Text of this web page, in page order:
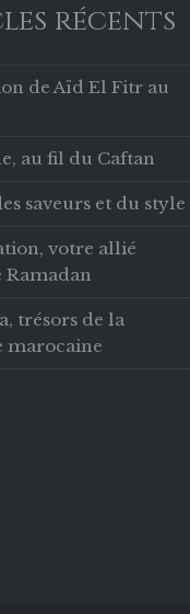
récents
de Aïd El Fitr au
au fil du Caftan
saveurs et du style
votre allié
trésors de la
marocaine